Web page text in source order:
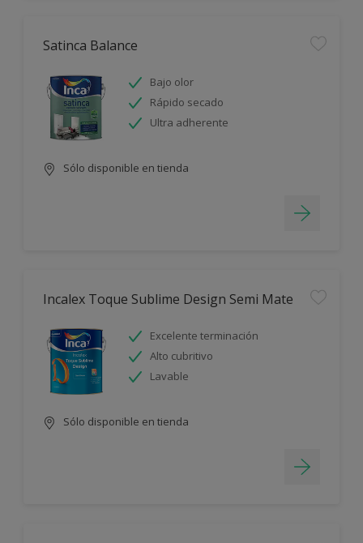
Satinca Balance
Bajo olor
Rápido secado
Ultra adherente
Sólo disponible en tienda
Incalex Toque Sublime Design Semi Mate
Excelente terminación
Alto cubritivo
Lavable
Sólo disponible en tienda